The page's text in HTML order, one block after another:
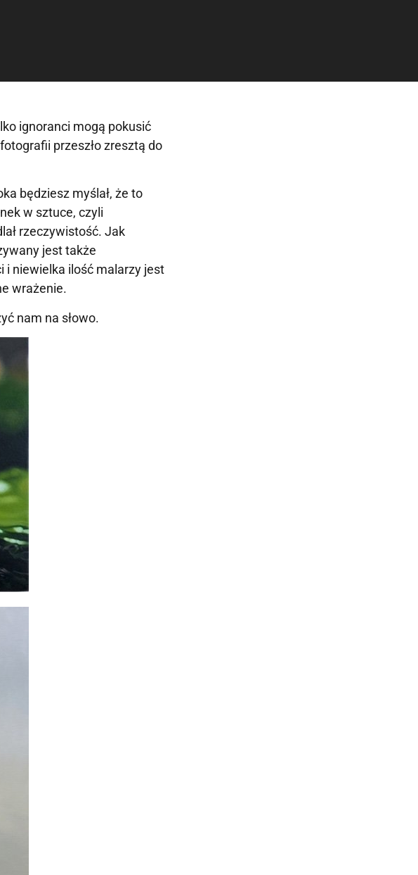
ignoranci mogą pokusić
przeszło zresztą do
będziesz myślał, że to
w sztuce, czyli
rzeczywistość. Jak
jest także
i niewielka ilość malarzy jest
wrażenie.
nam na słowo.